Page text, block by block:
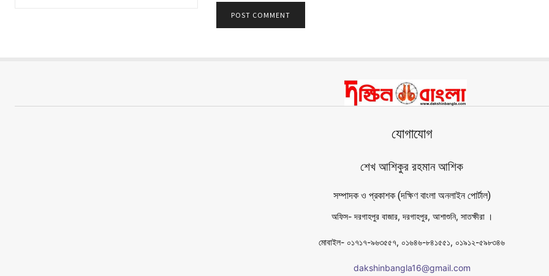
যোগাযোগ
শেখ আশিকুর রহমান আশিক
সম্পাদক ও প্রকাশক (দক্ষিণ বাংলা অনলাইন পোর্টাল)
অফিস- দরগাহপুর বাজার, দরগাহপুর, আশাশুনি, সাতক্ষীরা ।
মোবাইল- ০১৭১৭-৯৬৩৫৫৭, ০১৬৪৬-৮৪১৫৫১, ০১৯১২-৫৯৮৩৪৬
dakshinbangla16@gmail.com